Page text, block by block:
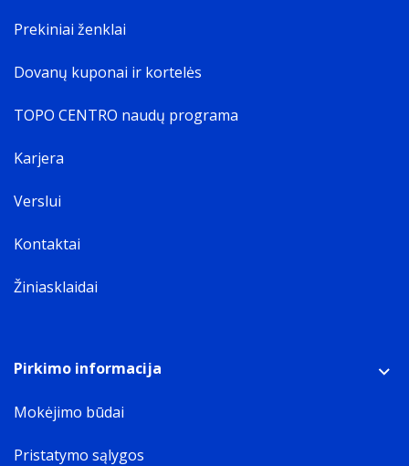
Prekiniai ženklai
Dovanų kuponai ir kortelės
TOPO CENTRO naudų programa
Karjera
Verslui
Kontaktai
Žiniasklaidai
Pirkimo informacija
Mokėjimo būdai
Pristatymo sąlygos